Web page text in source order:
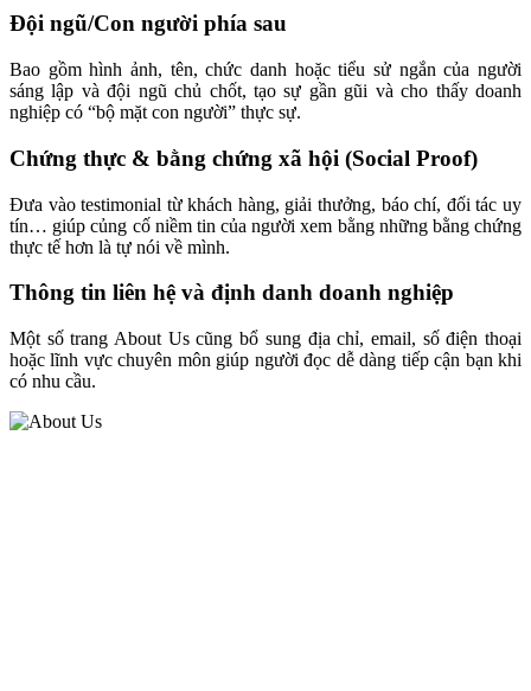
Đội ngũ/Con người phía sau
Bao gồm hình ảnh, tên, chức danh hoặc tiểu sử ngắn của người
sáng lập và đội ngũ chủ chốt, tạo sự gần gũi và cho thấy doanh
nghiệp có “bộ mặt con người” thực sự.
Chứng thực & bằng chứng xã hội (Social Proof)
Đưa vào testimonial từ khách hàng, giải thưởng, báo chí, đối tác uy
tín… giúp củng cố niềm tin của người xem bằng những bằng chứng
thực tế hơn là tự nói về mình.
Thông tin liên hệ và định danh doanh nghiệp
Một số trang About Us cũng bổ sung địa chỉ, email, số điện thoại
hoặc lĩnh vực chuyên môn giúp người đọc dễ dàng tiếp cận bạn khi
có nhu cầu.